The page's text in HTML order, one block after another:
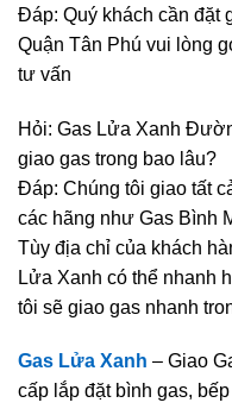
Đáp: Quý khách cần đặt
Quận Tân Phú vui lòng
tư vấn
Hỏi: Gas Lửa Xanh
giao gas trong bao lâu?
Đáp: Chúng tôi giao tất
các hãng như Gas Bình
Tùy địa chỉ của khách
Lửa Xanh có thể nhanh
tôi sẽ giao gas nhanh
Gas Lửa Xanh – Giao
cấp lắp đặt bình gas,